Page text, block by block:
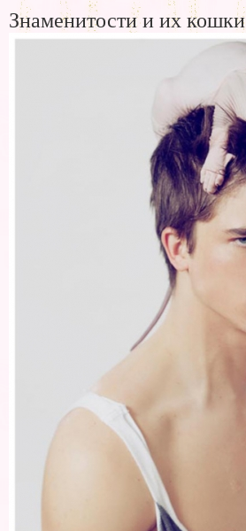
Знаменитости и их кошки